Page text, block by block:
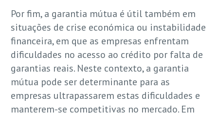
Por fim, a garantia mútua é útil também em
situações de crise económica ou instabilidade
financeira, em que as empresas enfrentam
dificuldades no acesso ao crédito por falta de
garantias reais. Neste contexto, a garantia
mútua pode ser determinante para as
empresas ultrapassarem estas dificuldades e
manterem-se competitivas no mercado. Em